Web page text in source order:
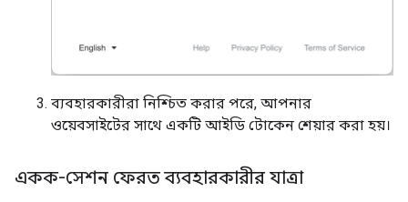
ব্যবহারকারীরা নিশ্চিত করার পরে, আপনার
ওয়েবসাইটের সাথে একটি আইডি টোকেন শেয়ার করা হয়।
একক-সেশন ফেরত ব্যবহারকারীর যাত্রা